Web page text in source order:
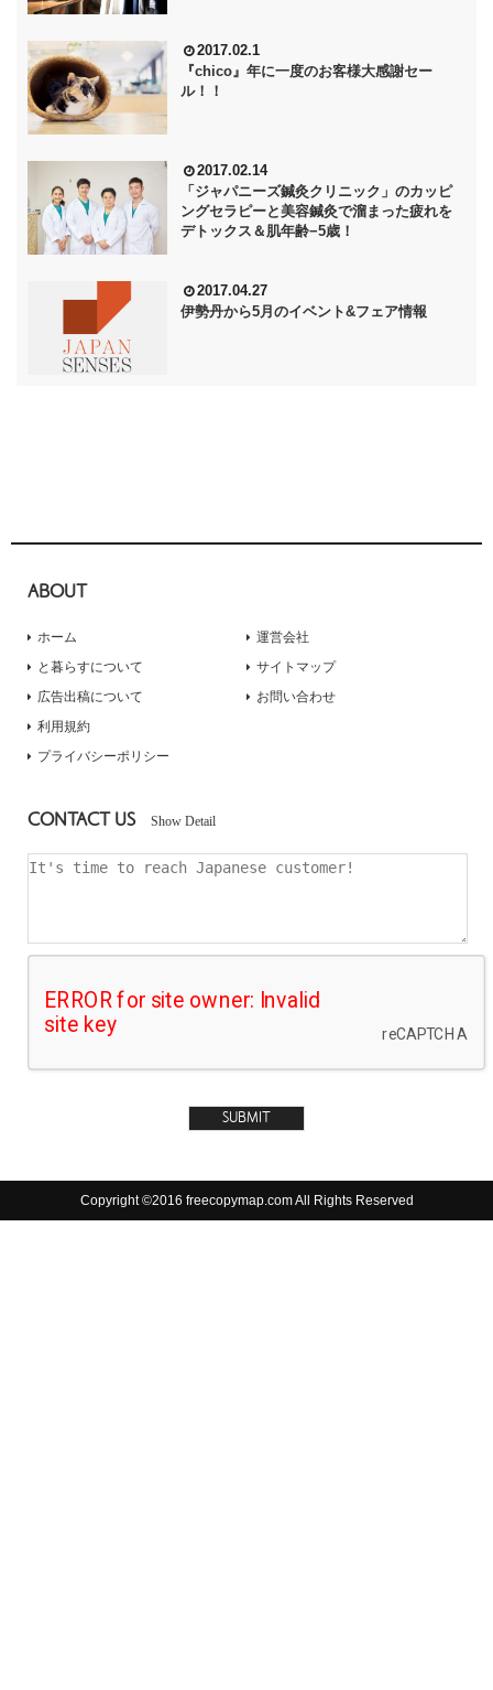
2017.02.1
『chico』年に一度のお客様大感謝セー
ル！！
2017.02.14
「ジャパニーズ鍼灸クリニック」のカッピ
ングセラピーと美容鍼灸で溜まった疲れを
デトックス＆肌年齢−5歳！
2017.04.27
伊勢丹から5月のイベント&フェア情報
ABOUT
ホーム
と暮らすについて
広告出稿について
運営会社
サイトマップ
お問い合わせ
利用規約
プライバシーポリシー
CONTACT US Show Detail
Copyright ©2016 freecopymap.com All Rights Reserved